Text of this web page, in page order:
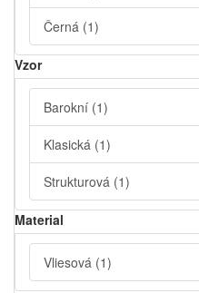
Černá (1)
Vzor
Barokní (1)
Klasická (1)
Strukturová (1)
Material
Vliesová (1)